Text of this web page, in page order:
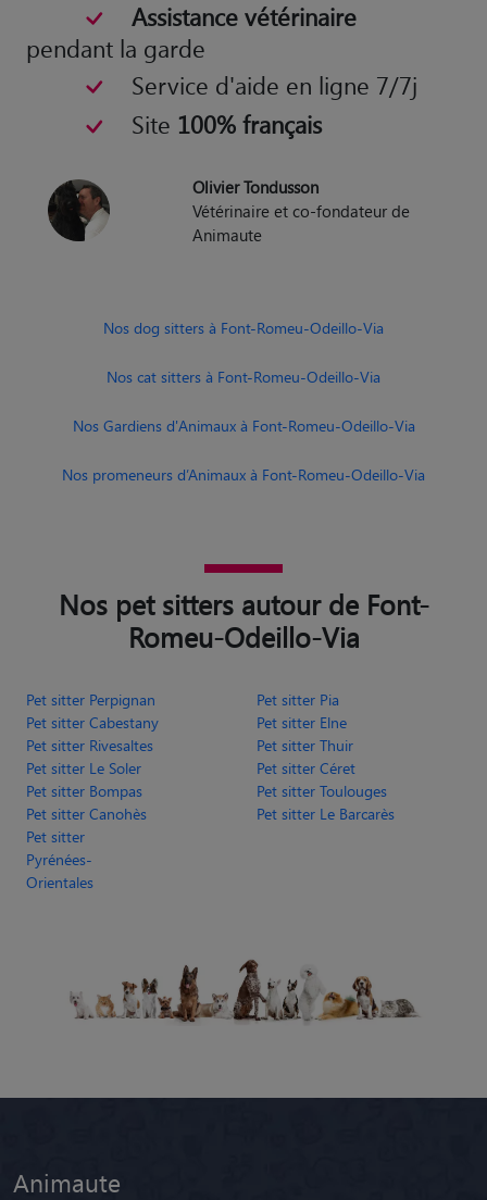
Assistance vétérinaire
pendant la garde
Service d'aide en ligne 7/7j
Site 100% français
Olivier Tondusson
Vétérinaire et co-fondateur de
Animaute
Nos dog sitters à Font-Romeu-Odeillo-Via
Nos cat sitters à Font-Romeu-Odeillo-Via
Nos Gardiens d'Animaux à Font-Romeu-Odeillo-Via
Nos promeneurs d’Animaux à Font-Romeu-Odeillo-Via
Nos pet sitters autour de Font-
Romeu-Odeillo-Via
Pet sitter Perpignan
Pet sitter Pia
Pet sitter Cabestany
Pet sitter Elne
Pet sitter Rivesaltes
Pet sitter Thuir
Pet sitter Le Soler
Pet sitter Céret
Pet sitter Bompas
Pet sitter Toulouges
Pet sitter Canohès
Pet sitter Le Barcarès
Pet sitter
Pyrénées-
Orientales
Animaute